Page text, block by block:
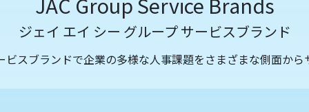
ジェイ エイ シー グループ サービスブランド
ビスブランドで企業の多様な人事課題をさまざまな側面から